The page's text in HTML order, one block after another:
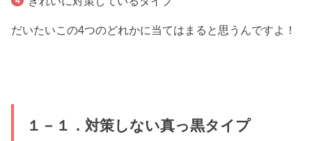
だいたいこの4つのどれかに当てはまると思うんですよ！
１－１．対策しない真っ黒タイプ